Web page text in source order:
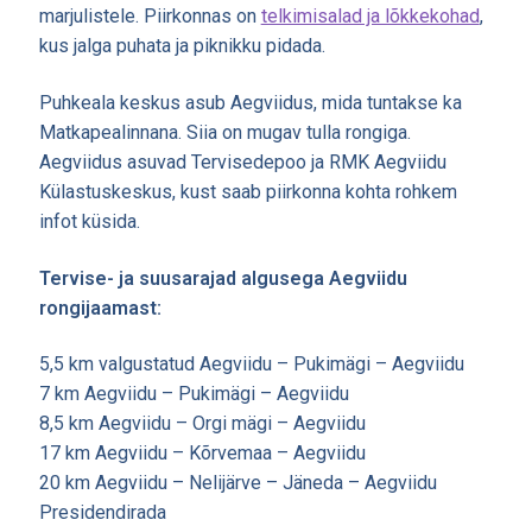
marjulistele. Piirkonnas on telkimisalad ja lõkkekohad,
kus jalga puhata ja piknikku pidada.
Puhkeala keskus asub Aegviidus, mida tuntakse ka
Matkapealinnana. Siia on mugav tulla rongiga.
Aegviidus asuvad Tervisedepoo ja RMK Aegviidu
Külastuskeskus, kust saab piirkonna kohta rohkem
infot küsida.
Tervise- ja suusarajad algusega Aegviidu
rongijaamast:
5,5 km valgustatud Aegviidu – Pukimägi – Aegviidu
7 km Aegviidu – Pukimägi – Aegviidu
8,5 km Aegviidu – Orgi mägi – Aegviidu
17 km Aegviidu – Kõrvemaa – Aegviidu
20 km Aegviidu – Nelijärve – Jäneda – Aegviidu
Presidendirada